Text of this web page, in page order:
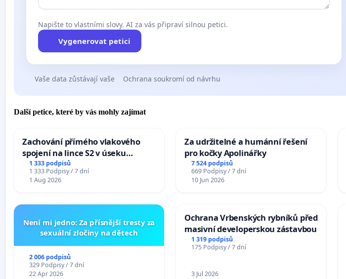
Napište to vlastními slovy. AI za vás připraví silnou petici.
Vygenerovat petici
Vaše data zůstávají vaše Ochrana soukromí od návrhu
Další petice, které by vás mohly zajímat
Zachování přímého vlakového
spojení na lince S2 v úseku
Ostrava – Bohumín – Karviná –
Mosty u Jablunkova
1 333 podpisů
1 333 Podpisy / 7 dní
1 Aug 2026
Za udržitelné a humánní řešení
pro kočky Apolinářky
7 524 podpisů
669 Podpisy / 7 dní
10 Jun 2026
Není mi jedno: Za přísnější tresty za
sexuální zločiny na dětech
2 006 podpisů
329 Podpisy / 7 dní
22 Apr 2026
Ochrana Vrbenských rybníků před
masivní developerskou zástavbou
1 319 podpisů
175 Podpisy / 7 dní
3 Jul 2026